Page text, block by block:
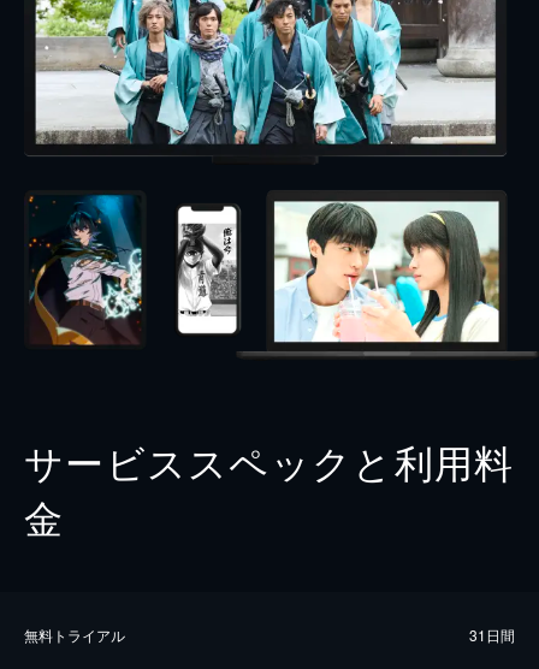
サービススペックと利用料
金
無料トライアル 31日間